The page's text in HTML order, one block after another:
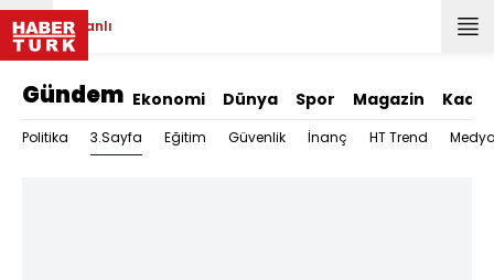
Canlı
Gündem Ekonomi Dünya Spor Magazin Kadın
Politika 3.Sayfa Eğitim Güvenlik İnanç HT Trend